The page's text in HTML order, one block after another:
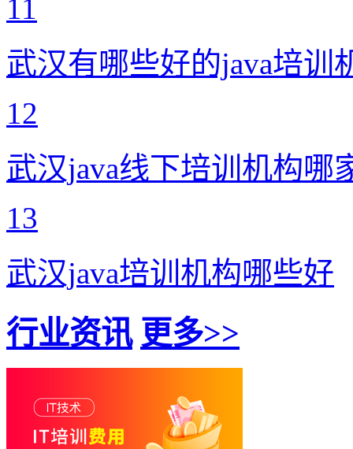
11
武汉有哪些好的java培训
12
武汉java线下培训机构哪
13
武汉java培训机构哪些好
行业资讯 更多>>